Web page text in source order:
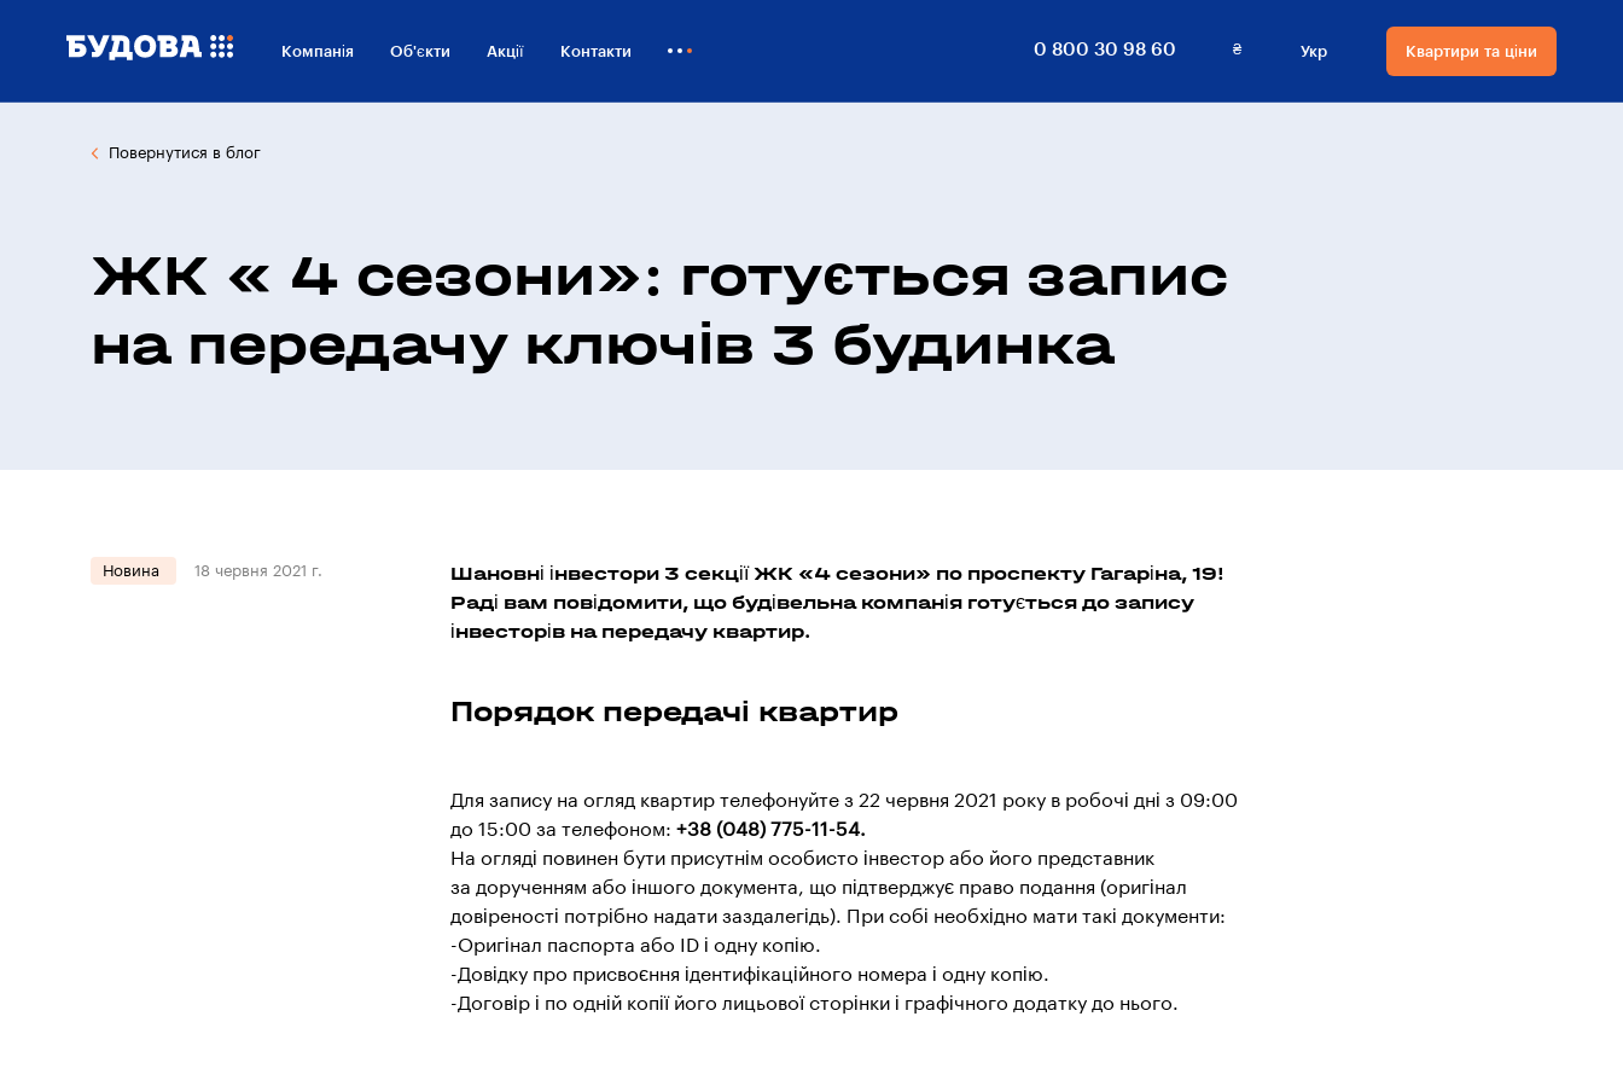
Компанія Об'єкти Акції Контакти 0 800 30 98 60 ₴
Валюта
Укр
Мова сайту
Квартири та ціни
Повернутися в блог
ЖК « 4 сезони»: готується запис
на передачу ключів 3 будинка
Новина 18 червня 2021 г.
Шановні інвестори 3 секції ЖК «4 сезони» по проспекту Гагаріна, 19!
Раді вам повідомити, що будівельна компанія готується до запису
інвесторів на передачу квартир.
Порядок передачі квартир
Для запису на огляд квартир телефонуйте з 22 червня 2021 року в робочі дні з 09:00
до 15:00 за телефоном:+38 (048) 775-11-54.
На огляді повинен бути присутнім особисто інвестор або його представник
за дорученням або іншого документа, що підтверджує право подання (оригінал
довіреності потрібно надати заздалегідь). При собі необхідно мати такі документи:
-Оригінал паспорта або ID і одну копію.
-Довідку про присвоєння ідентифікаційного номера і одну копію.
-Договір і по одній копії його лицьової сторінки і графічного додатку до нього.